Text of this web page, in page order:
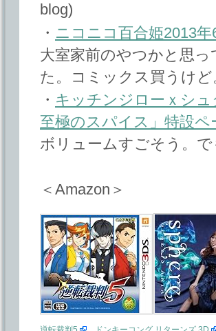
blog)
・ ニコニコ百合姫2013年
大室家前のやつかと思
た。コミックス買うけど
・ キッチンジローｘシ
至極のスパイス」特設ペ
ボリュームすごそう。
＜Amazon＞